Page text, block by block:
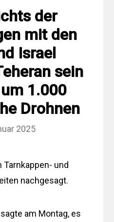
der
mit den
Israel
sein
1.000
Drohnen
2025
Tarnkappen- und
nachgesagt.
am Montag, es